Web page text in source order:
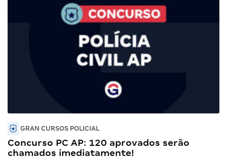
GRAN CURSOS POLICIAL
Concurso PC AP: 120 aprovados serão
chamados imediatamente!